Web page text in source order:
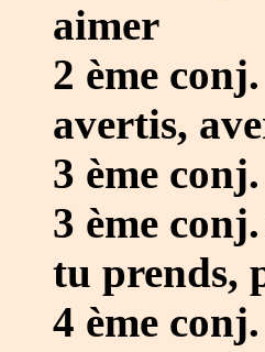
aimer
2 ème
avertis,
3 ème
3 ème
tu prends,
4 ème